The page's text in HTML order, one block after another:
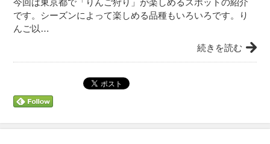
今回は東京都で「りんご狩り」が楽しめるスポットの紹介
です。シーズンによって楽しめる品種もいろいろです。り
んご以…
続きを読む